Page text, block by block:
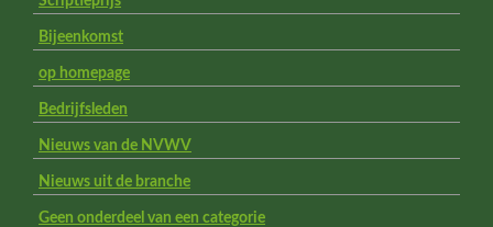
Bijeenkomst
op homepage
Bedrijfsleden
Nieuws van de NVWV
Nieuws uit de branche
Geen onderdeel van een categorie